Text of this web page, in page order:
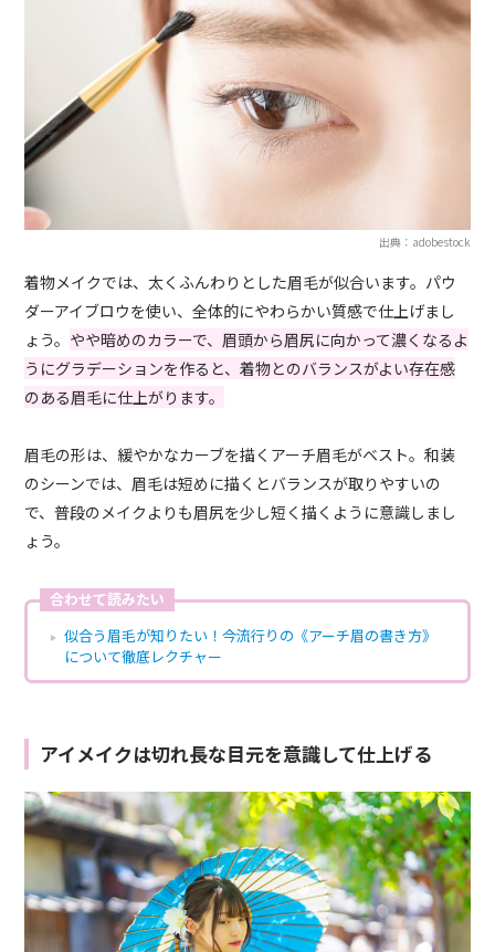
出典：adobestock
着物メイクでは、太くふんわりとした眉毛が似合います。パウ
ダーアイブロウを使い、全体的にやわらかい質感で仕上げまし
ょう。 やや暗めのカラーで、眉頭から眉尻に向かって濃くなるよ
うにグラデーションを作ると、着物とのバランスがよい存在感
のある眉毛に仕上がります。
眉毛の形は、緩やかなカーブを描くアーチ眉毛がベスト。和装
のシーンでは、眉毛は短めに描くとバランスが取りやすいの
で、普段のメイクよりも眉尻を少し短く描くように意識しまし
ょう。
合わせて読みたい
似合う眉毛が知りたい！今流行りの《アーチ眉の書き方》
について徹底レクチャー
アイメイクは切れ長な目元を意識して仕上げる